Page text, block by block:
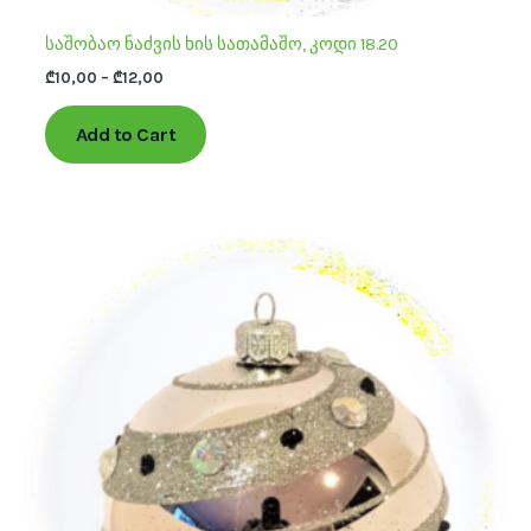
საშობაო ნაძვის ხის სათამაშო, კოდი 18.20
₾10,00 – ₾12,00
Add to Cart
This
multiple
variants.
The
options
may
be
chosen